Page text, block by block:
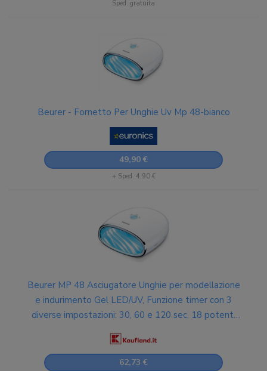
Sped. gratuita
Beurer - Fornetto Per Unghie Uv Mp 48-bianco
49,90 €
+ Sped. 4,90 €
Beurer MP 48 Asciugatore Unghie per modellazione
e indurimento Gel LED/UV, Funzione timer con 3
diverse impostazioni: 30, 60 e 120 sec, 18 potenti
LED, fondo riflettente e design compatto, 24 W
62,73 €